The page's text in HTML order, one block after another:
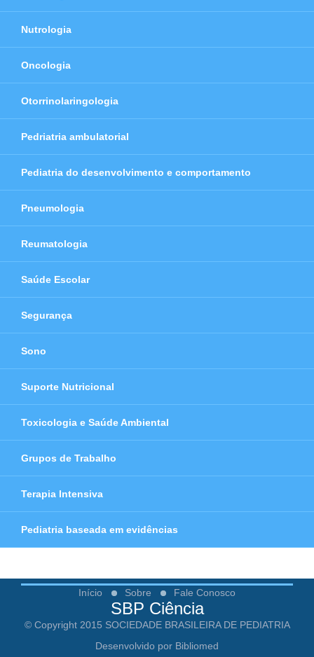
Nutrologia
Oncologia
Otorrinolaringologia
Pedriatria ambulatorial
Pediatria do desenvolvimento e comportamento
Pneumologia
Reumatologia
Saúde Escolar
Segurança
Sono
Suporte Nutricional
Toxicologia e Saúde Ambiental
Grupos de Trabalho
Terapia Intensiva
Pediatria baseada em evidências
Início Sobre Fale Conosco
SBP Ciência
© Copyright 2015 SOCIEDADE BRASILEIRA DE PEDIATRIA
Desenvolvido por Bibliomed